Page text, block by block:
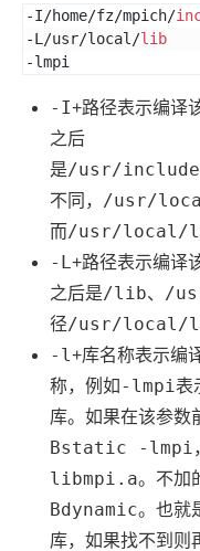
-I/home/fz/mpich/
-L/usr/local/lib
-lmpi
-I+路径表示编译
之后
是/usr/include
不同， /usr/
而/usr/local/
-L+路径表示编译
之后是/lib、 /
径/usr/local/
-l+库名称表示编
称，例如 -lmpi表
库。如果在该参数
Bstatic -lmpi
libmpi.a。不加
Bdynamic。也就
库，如果找不到则